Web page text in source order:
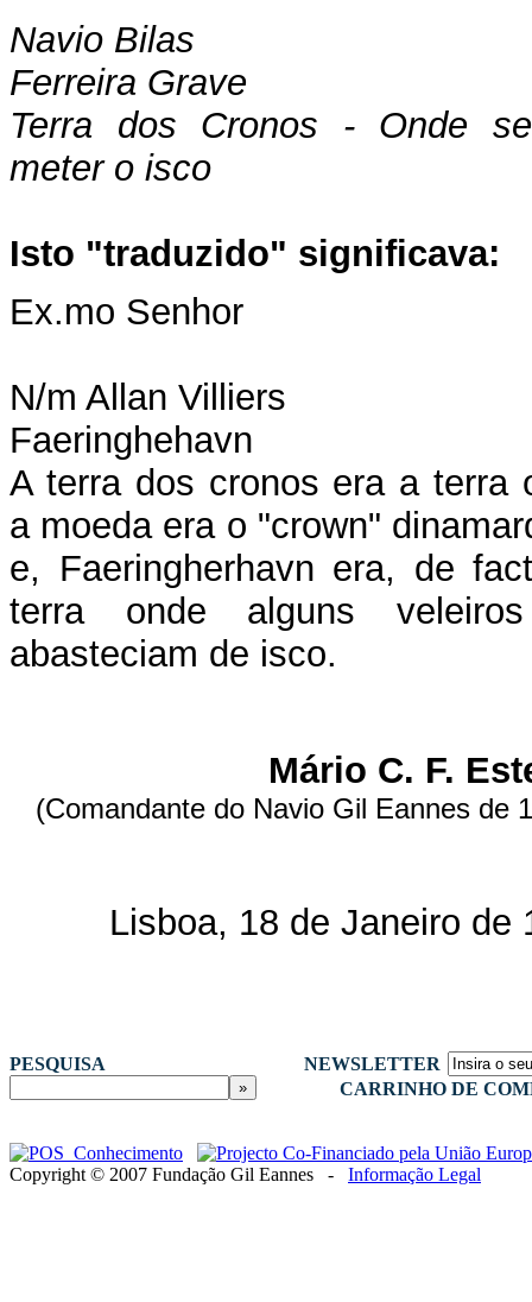
Navio Bilas
Ferreira Grave
Terra dos Cronos - Onde
meter o isco
Isto "traduzido" significava:
Ex.mo Senhor
N/m Allan Villiers
Faeringhehavn
A terra dos cronos era a terra
a moeda era o "crown"
e, Faeringherhavn era, de
terra onde alguns
abasteciam de isco.
Mário C. F.
(Comandante do Navio Gil Eannes de
Lisboa, 18 de Janeiro de
PESQUISA
NEWSLETTER
CARRINHO DE
Copyright © 2007 Fundação Gil Eannes - Informação Legal